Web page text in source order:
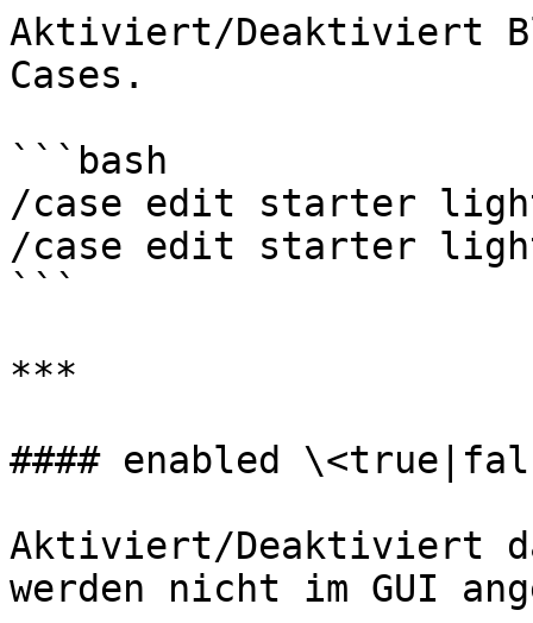
Aktiviert/Deaktiviert
Cases.
```bash
/case edit starter
/case edit starter
```
***
#### enabled
Aktiviert/Deaktiviert
werden nicht im GUI